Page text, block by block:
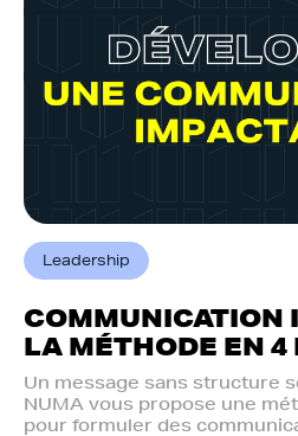
Leadership
COMMUNICATION
LA MÉTHODE EN 4
Un message sans structure
NUMA vous propose une
pour formuler des